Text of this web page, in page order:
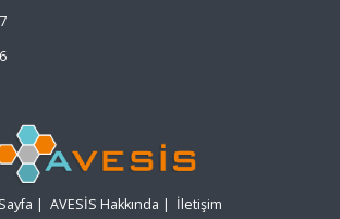
| AVESİS Hakkında | İletişim